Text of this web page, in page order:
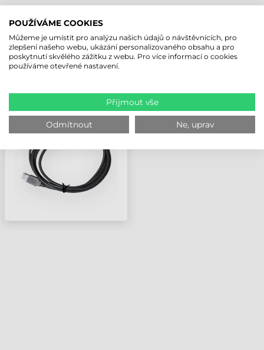
NAPOSLEDY PROHLÍŽENÉ PRODUKTY
ROVNÝ, 2M, PS900
POUŽÍVÁME COOKIES
Můžeme je umístit pro analýzu našich údajů o návštěvnících, pro
zlepšení našeho webu, ukázání personalizovaného obsahu a pro
poskytnutí skvělého zážitku z webu. Pro více informací o cookies
používáme otevřené nastavení.
Přijmout vše
Odmítnout Ne, uprav